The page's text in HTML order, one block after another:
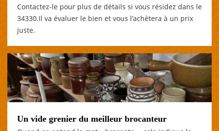
Contactez-le pour plus de détails si vous résidez dans le
34330.Il va évaluer le bien et vous l’achètera à un prix
juste.
Un vide grenier du meilleur brocanteur